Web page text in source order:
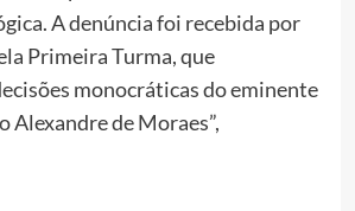
A denúncia foi recebida por
Primeira Turma, que
monocráticas do eminente
de Moraes”,